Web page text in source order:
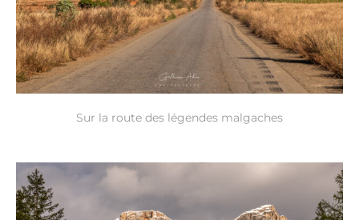
Sur la route des légendes malgaches